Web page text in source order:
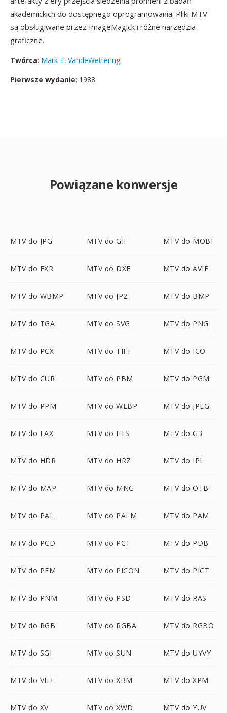
akademickich do dostępnego oprogramowania. Pliki MTV
są obsługiwane przez ImageMagick i różne narzędzia
graficzne.
Twórca: Mark T. VandeWettering
Pierwsze wydanie: 1988
Powiązane konwersje
MTV do JPG MTV do GIF MTV do MOBI
MTV do EXR MTV do DXF MTV do AVIF
MTV do WBMP MTV do JP2 MTV do BMP
MTV do TGA MTV do SVG MTV do PNG
MTV do PCX MTV do TIFF MTV do ICO
MTV do CUR MTV do PBM MTV do PGM
MTV do PPM MTV do WEBP MTV do JPEG
MTV do FAX MTV do FTS MTV do G3
MTV do HDR MTV do HRZ MTV do IPL
MTV do MAP MTV do MNG MTV do OTB
MTV do PAL MTV do PALM MTV do PAM
MTV do PCD MTV do PCT MTV do PDB
MTV do PFM MTV do PICON MTV do PICT
MTV do PNM MTV do PSD MTV do RAS
MTV do RGB MTV do RGBA MTV do RGBO
MTV do SGI MTV do SUN MTV do UYVY
MTV do VIFF MTV do XBM MTV do XPM
MTV do XV MTV do XWD MTV do YUV